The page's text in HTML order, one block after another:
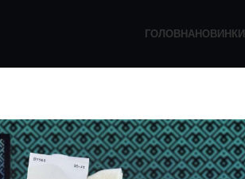
ГОЛОВНАНОВИНКИ